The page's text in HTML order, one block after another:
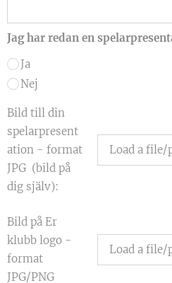
Jag har redan en
Ja
Nej
Bild till din
spelarpresent
ation - format
JPG (bild på
dig själv):
Load a file/
Bild på Er
klubb logo -
format
JPG/PNG
Load a file/